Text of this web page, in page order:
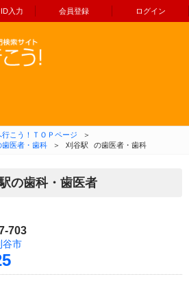
入力 会員登録 ログイン
コンテンツへ移動
こう！ＴＯＰページ
＞
歯医者・歯科 ＞ 刈谷駅 の歯医者・歯科
の歯科・歯医者
703
谷市